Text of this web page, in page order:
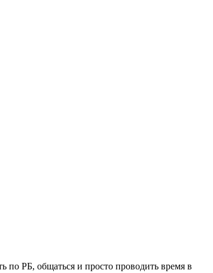
по РБ, общаться и просто проводить время в